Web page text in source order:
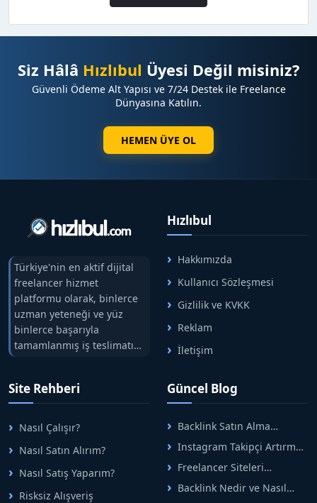
Siz Hâlâ Hızlıbul Üyesi Değil misiniz?
Güvenli Ödeme Alt Yapısı ve 7/24 Destek ile Freelance
Dünyasına Katılın.
HEMEN ÜYE OL
Türkiye'nin en aktif dijital
freelancer hizmet
platformu olarak, binlerce
uzman yeteneği ve yüz
binlerce başarıyla
tamamlanmış iş teslimatını
tek çatıda buluşturuyoruz.
arasındaki süreci risksiz
alışveriş sistemi ile koruyan
ticaretin güvenli
adreslerinden birisidir.
Hızlıbul
Hakkımızda
Kullanıcı Sözleşmesi
Gizlilik ve KVKK
Reklam
İletişim
Site Rehberi
Nasıl Çalışır?
Nasıl Satın Alırım?
Nasıl Satış Yaparım?
Risksiz Alışveriş
Güncel Blog
Backlink Satın Alma
Rehberi: Güvenli SEO İçin
Doğru Adımlar
Instagram Takipçi Artırma
Yöntemleri: Organik Büyüme
Rehberi
Freelancer Siteleri
Arasında Doğru Seçim Nasıl
Yapılır
Backlink Nedir ve Nasıl